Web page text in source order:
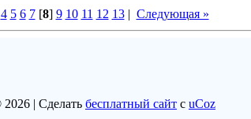
4 5 6 7[8] 9 10 11 12 13| Следующая »
| Сделать бесплатный сайт с uCoz